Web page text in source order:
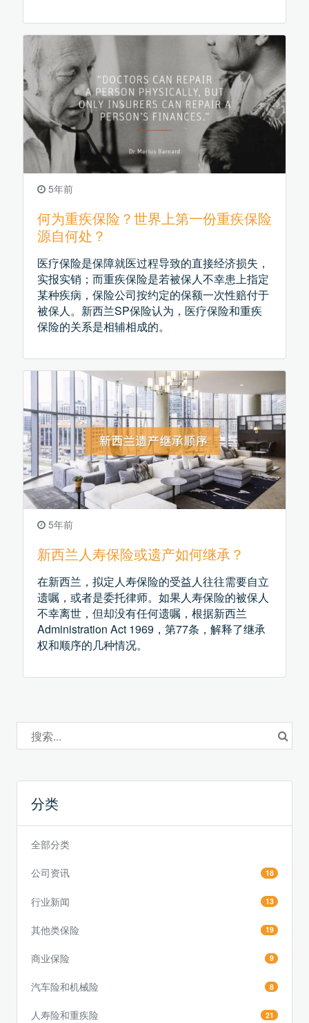
配置重疾保险。
5年前
何为重疾保险？世界上第一份重疾保险
源自何处？
医疗保险是保障就医过程导致的直接经济损失，
实报实销；而重疾保险是若被保人不幸患上指定
某种疾病，保险公司按约定的保额一次性赔付于
被保人。新西兰SP保险认为，医疗保险和重疾
保险的关系是相辅相成的。
5年前
新西兰人寿保险或遗产如何继承？
在新西兰，拟定人寿保险的受益人往往需要自立
遗嘱，或者是委托律师。如果人寿保险的被保人
不幸离世，但却没有任何遗嘱，根据新西兰
Administration Act 1969，第77条，解释了继承
权和顺序的几种情况。
分类
全部分类
公司资讯 18
行业新闻 13
其他类保险 19
商业保险 9
汽车险和机械险 8
人寿险和重疾险 21